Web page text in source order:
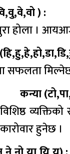
) :
होला ।
सफलता
कन्या
विशिष्ठ
कारोवार हुनेछ ।